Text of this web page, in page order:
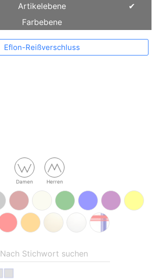
Artikelebene
Farbebene
Eflon-Reißverschluss
Damen Herren
Nach Stichwort suchen